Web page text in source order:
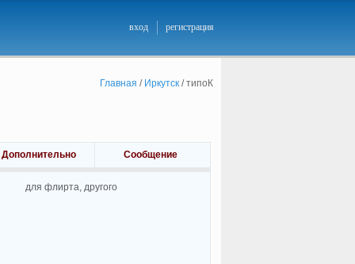
вход регистрация
Главная / Иркутск/типоК
Дополнительно Сообщение
для флирта, другого